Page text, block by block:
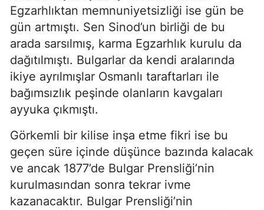
Egzarhlıktan memnuniyetsizliği ise gün be
gün artmıştı. Sen Sinod’un birliği de bu
arada sarsılmış, karma Egzarhlık kurulu da
dağıtılmıştı. Bulgarlar da kendi aralarında
ikiye ayrılmışlar Osmanlı taraftarları ile
bağımsızlık peşinde olanların kavgaları
ayyuka çıkmıştı.
Görkemli bir kilise inşa etme fikri ise bu
geçen süre içinde düşünce bazında kalacak
ve ancak 1877’de Bulgar Prensliği’nin
kurulmasından sonra tekrar ivme
kazanacaktır. Bulgar Prensliği’nin